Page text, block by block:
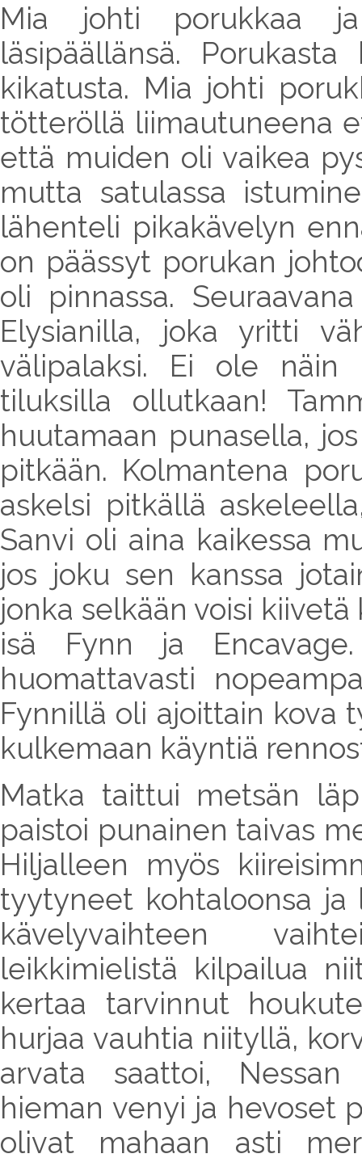
Mia johti porukkaa
läsipäällänsä.
kikatusta. Mia johti
tötteröllä liimautuneena
että muiden oli vaikea
mutta satulassa
lähenteli pikakävelyn
on päässyt porukan
oli pinnassa.
Elysianilla, joka yritti
välipalaksi. Ei ole näin
tiluksilla ollutkaan!
huutamaan punasella,
pitkään. Kolmantena
askelsi pitkällä
Sanvi oli aina kaikessa
jos joku sen kanssa
jonka selkään voisi
isä Fynn ja
huomattavasti
Fynnillä oli ajoittain kova
kulkemaan käyntiä
Matka taittui metsän
paistoi punainen taivas
Hiljalleen myös
tyytyneet kohtaloonsa ja
kävelyvaihteen
leikkimielistä kilpailua
kertaa tarvinnut
hurjaa vauhtia niityllä,
arvata saattoi,
hieman venyi ja hevoset
olivat mahaan asti